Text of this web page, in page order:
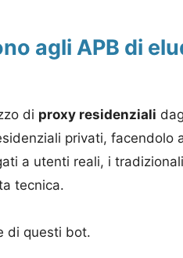
agli APB di
di proxy residenziali
privati, facendolo
a utenti reali, i
tecnica.
di questi bot.